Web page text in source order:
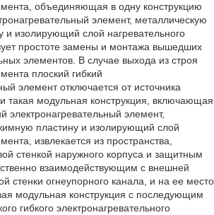
объединяющая в одну конструкцию
элемент, металлическую
и изолирующий слой нагревательного
простоте замены и монтажа вышедших
элементов. В случае выхода из строя
плоский гибкий
элемент отключается от источника
и такая модульная конструкция, включающая
электронагревательный элемент,
пластину и изолирующий слой
извлекается из пространства,
стенкой наружного корпуса и защитным
взаимодействующим с внешней
стенки огнеупорного канала, и на ее место
модульная конструкция с последующим
гибкого электронагревательного